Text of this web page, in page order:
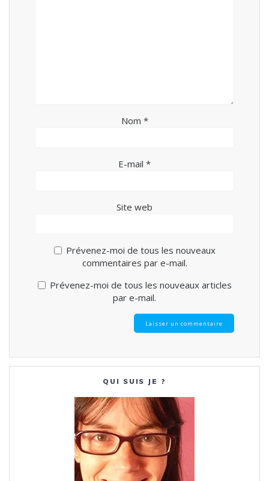
Nom *
E-mail *
Site web
Prévenez-moi de tous les nouveaux
commentaires par e-mail.
Prévenez-moi de tous les nouveaux articles
par e-mail.
QUI SUIS JE ?